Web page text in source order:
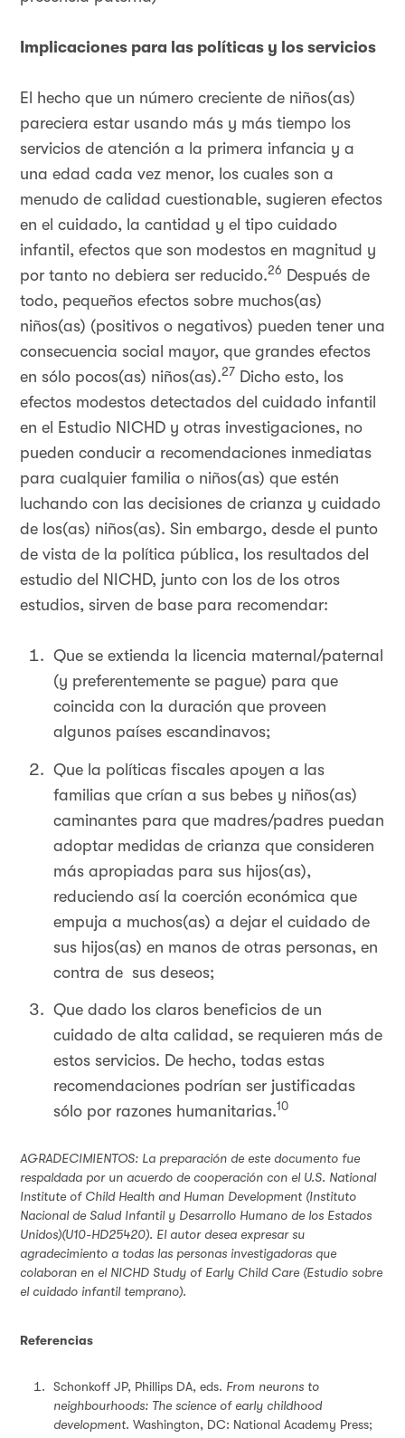
Implicaciones para las políticas y los servicios
El hecho que un número creciente de niños(as)
pareciera estar usando más y más tiempo los
servicios de atención a la primera infancia y a
una edad cada vez menor, los cuales son a
menudo de calidad cuestionable, sugieren efectos
en el cuidado, la cantidad y el tipo cuidado
infantil, efectos que son modestos en magnitud y
por tanto no debiera ser reducido.26 Después de
todo, pequeños efectos sobre muchos(as)
niños(as) (positivos o negativos) pueden tener una
consecuencia social mayor, que grandes efectos
en sólo pocos(as) niños(as).27 Dicho esto, los
efectos modestos detectados del cuidado infantil
en el Estudio NICHD y otras investigaciones, no
pueden conducir a recomendaciones inmediatas
para cualquier familia o niños(as) que estén
luchando con las decisiones de crianza y cuidado
de los(as) niños(as). Sin embargo, desde el punto
de vista de la política pública, los resultados del
estudio del NICHD, junto con los de los otros
estudios, sirven de base para recomendar:
Que se extienda la licencia maternal/paternal
(y preferentemente se pague) para que
coincida con la duración que proveen
algunos países escandinavos;
Que la políticas fiscales apoyen a las
familias que crían a sus bebes y niños(as)
caminantes para que madres/padres puedan
adoptar medidas de crianza que consideren
más apropiadas para sus hijos(as),
reduciendo así la coerción económica que
empuja a muchos(as) a dejar el cuidado de
sus hijos(as) en manos de otras personas, en
contra de sus deseos;
Que dado los claros beneficios de un
cuidado de alta calidad, se requieren más de
estos servicios. De hecho, todas estas
recomendaciones podrían ser justificadas
sólo por razones humanitarias.10
AGRADECIMIENTOS: La preparación de este documento fue
respaldada por un acuerdo de cooperación con el U.S. National
Institute of Child Health and Human Development (Instituto
Nacional de Salud Infantil y Desarrollo Humano de los Estados
Unidos)(U10-HD25420). El autor desea expresar su
agradecimiento a todas las personas investigadoras que
colaboran en el NICHD Study of Early Child Care (Estudio sobre
el cuidado infantil temprano).
Referencias
Schonkoff JP, Phillips DA, eds. From neurons to
neighbourhoods: The science of early childhood
development. Washington, DC: National Academy Press;